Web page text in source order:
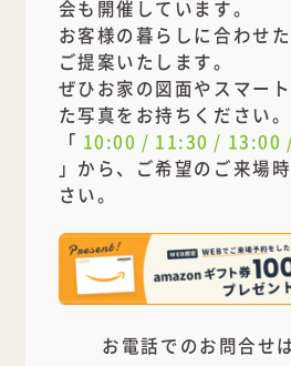
会も開催しています。
お客様の暮らしに合わせ
ご提案いたします。
ぜひお家の図面やスマー
た写真をお持ちください。
「 10:00 / 11:30 / 13:00
」から、ご希望のご来場
さい。
お電話でのお問合せ